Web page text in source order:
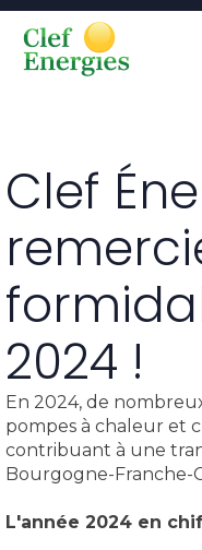
Clef
2024 !
En 2024, de
pompes à chaleur et
contribuant à une
Bourgogne-Franche-
L'année 2024 en